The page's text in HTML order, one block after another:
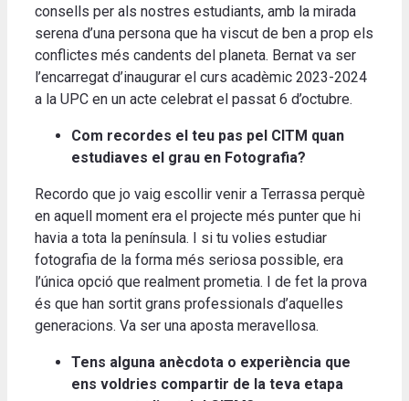
consells per als nostres estudiants, amb la mirada
serena d’una persona que ha viscut de ben a prop els
conflictes més candents del planeta. Bernat va ser
l’encarregat d’inaugurar el curs acadèmic 2023-2024
a la UPC en un acte celebrat el passat 6 d’octubre.
Com recordes el teu pas pel CITM quan
estudiaves el grau en Fotografia?
Recordo que jo vaig escollir venir a Terrassa perquè
en aquell moment era el projecte més punter que hi
havia a tota la península. I si tu volies estudiar
fotografia de la forma més seriosa possible, era
l’única opció que realment prometia. I de fet la prova
és que han sortit grans professionals d’aquelles
generacions. Va ser una aposta meravellosa.
Tens alguna anècdota o experiència que
ens voldries compartir de la teva etapa